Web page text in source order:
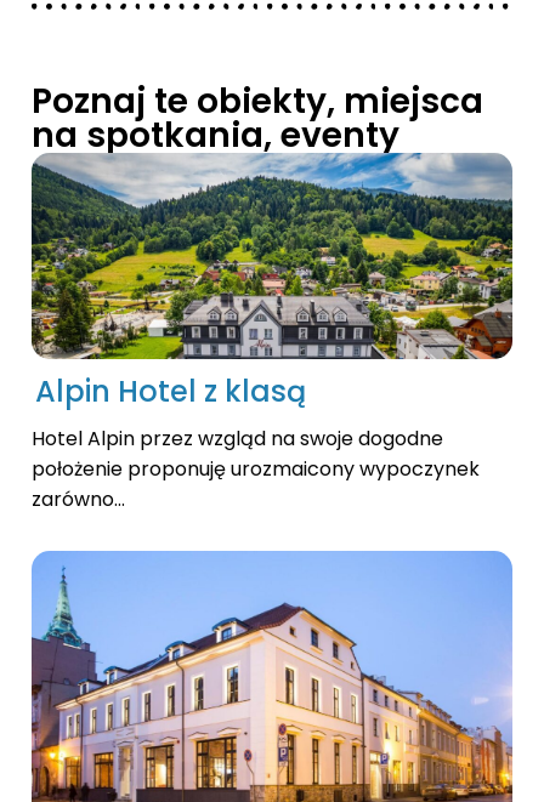
Poznaj te obiekty, miejsca
na spotkania, eventy
Alpin Hotel z klasą
Hotel Alpin przez wzgląd na swoje dogodne
położenie proponuję urozmaicony wypoczynek
zarówno...